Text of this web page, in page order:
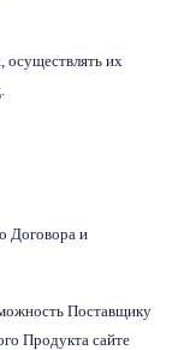
осуществлять их
Договора и
Поставщику
Продукта сайте